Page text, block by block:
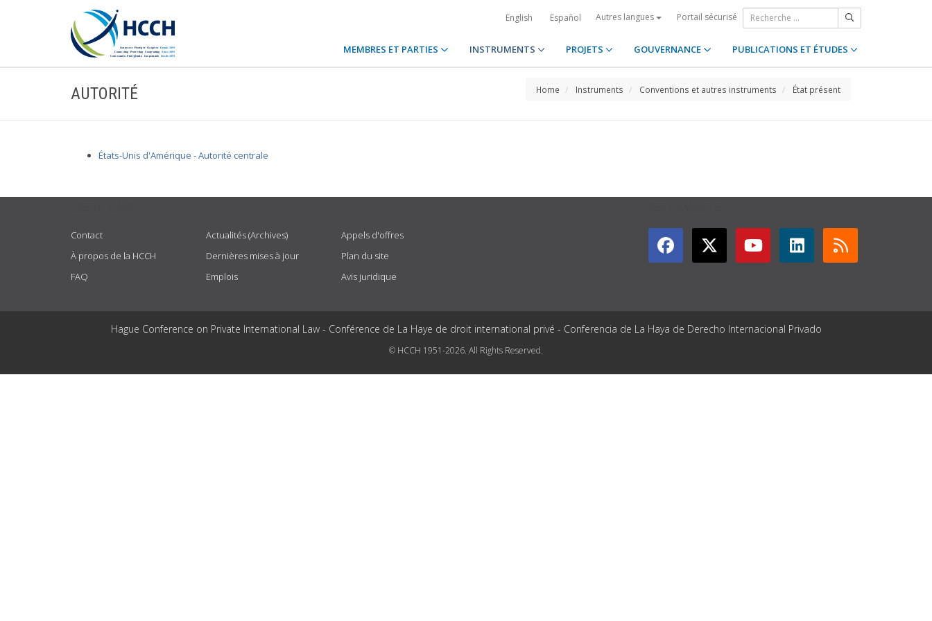
English Español Autres langues Portail sécurisé
MEMBRES ET PARTIES INSTRUMENTS PROJETS GOUVERNANCE PUBLICATIONS ET ÉTUDES
AUTORITÉ Home Instruments Conventions et autres instruments État présent
États-Unis d'Amérique - Autorité centrale
Contact
À propos de la HCCH
FAQ
Actualités (Archives)
Dernières mises à jour
Emplois
Appels d'offres
Plan du site
Avis juridique
Hague Conference on Private International Law - Conférence de La Haye de droit international privé - Conferencia de La Haya de Derecho Internacional Privado
© HCCH 1951-2026. All Rights Reserved.